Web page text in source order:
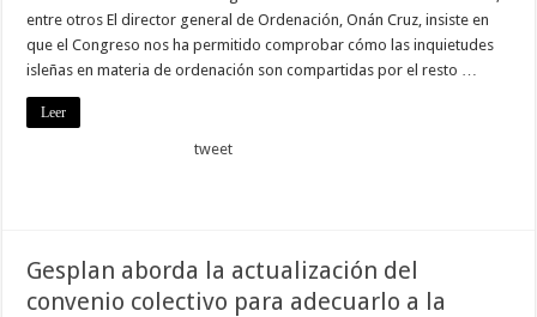
entre otros El director general de Ordenación, Onán Cruz, insiste en
que el Congreso nos ha permitido comprobar cómo las inquietudes
isleñas en materia de ordenación son compartidas por el resto …
Leer
tweet
Gesplan aborda la actualización del
convenio colectivo para adecuarlo a la